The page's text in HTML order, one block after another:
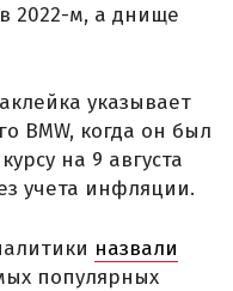
2022-м, а днище
указывает
BMW, когда он был
на 9 августа
учета инфляции.
назвали
популярных